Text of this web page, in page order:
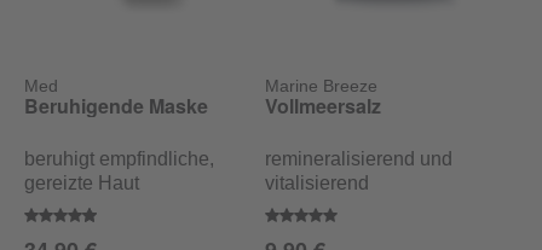
Med
Durchschnittliche Bewertung von 4.9 von 5 Sternen
Beruhigende Maske
beruhigt empfindliche,
gereizte Haut
Marine Breeze
Durchschnittliche Bewertung
Vollmeersalz
remineralisierend und
vitalisierend